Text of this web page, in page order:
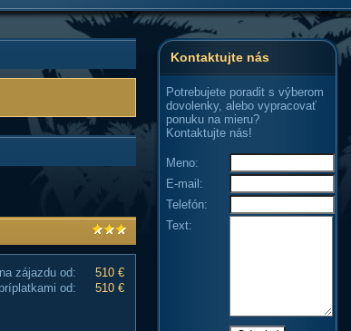
zájazdu od:
510 €
od:
510 €
Kontaktujte nás
Potrebujete poradit s výberom
dovolenky, alebo vypracovať
ponuku na mieru?
Kontaktujte nás!
Meno:
E-mail:
Telefón:
Text: